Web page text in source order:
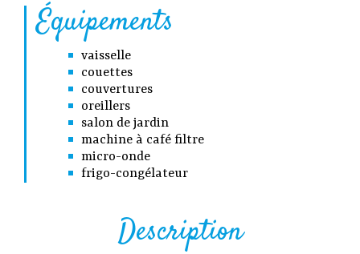
Équipements
vaisselle
couettes
couvertures
oreillers
salon de jardin
machine à café filtre
micro-onde
frigo-congélateur
Description